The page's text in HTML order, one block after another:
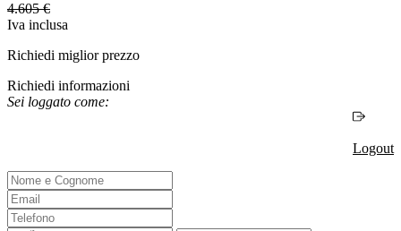
4.605 €
Iva inclusa
Richiedi miglior prezzo
Richiedi informazioni
Sei loggato come:
Logout